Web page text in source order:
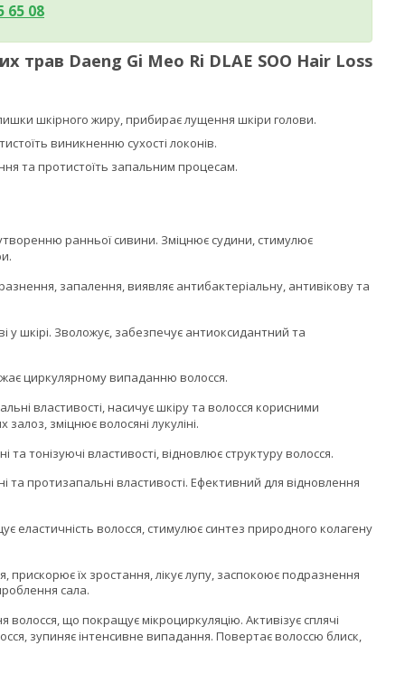
65 08
трав Daeng Gi Meo Ri DLAE SOO Hair Loss
шкірного жиру, прибирає лущення шкіри голови.
виникненню сухості локонів.
та протистоїть запальним процесам.
ранньої сивини. Зміцнює судини, стимулює
запалення, виявляє антибактеріальну, антивікову та
у шкірі. Зволожує, забезпечує антиоксидантний та
циркулярному випаданню волосся.
властивості, насичує шкіру та волосся корисними
зміцнює волосяні лукуліні.
тонізуючі властивості, відновлює структуру волосся.
та протизапальні властивості. Ефективний для відновлення
волосся, стимулює синтез природного колагену
прискорює їх зростання, лікує лупу, заспокоює подразнення
сала.
що покращує мікроциркуляцію. Активізує сплячі
зупиняє інтенсивне випадання. Повертає волоссю блиск,